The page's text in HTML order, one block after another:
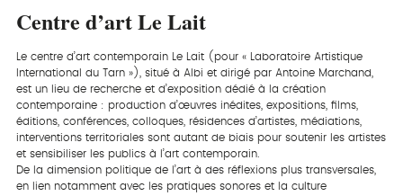
Centre d’art Le Lait
Le centre d’art contemporain Le Lait (pour « Laboratoire Artistique
International du Tarn »), situé à Albi et dirigé par Antoine Marchand,
est un lieu de recherche et d’exposition dédié à la création
contemporaine : production d’œuvres inédites, expositions, films,
éditions, conférences, colloques, résidences d’artistes, médiations,
interventions territoriales sont autant de biais pour soutenir les artistes
et sensibiliser les publics à l’art contemporain.
De la dimension politique de l’art à des réflexions plus transversales,
en lien notamment avec les pratiques sonores et la culture